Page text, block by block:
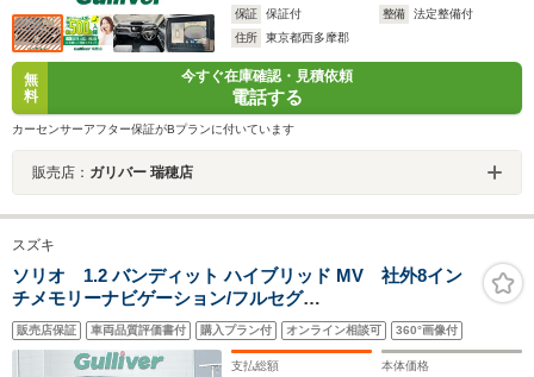
保証
保証付 整備
法定整備付
住所
東京都西多摩郡
無
料
今すぐ在庫確認・見積依頼
電話する
カーセンサーアフター保証がBプランに付いています
販売店： ガリバー 瑞穂店
スズキ
ソリオ 1.2 バンディット ハイブリッド MV 社外8イン
チメモリーナビゲーション/フルセグ
TV/CD/DVD/SD/Bluetooth/ETC/両側パワースライドド
ア/D席シートヒーター/後席サンシェード/ISOFIX対応/パ
ドルシフト/革巻きステアリング/アイドリングストップ
販売店保証 車両品質評価書付 購入プラン付 オンライン相談可 360°画像付
支払総額 本体価格